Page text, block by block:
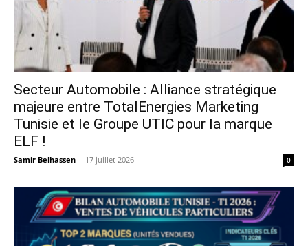
Secteur Automobile : Alliance stratégique
majeure entre TotalEnergies Marketing
Tunisie et le Groupe UTIC pour la marque
ELF !
Samir Belhassen - 17 juillet 2026 0